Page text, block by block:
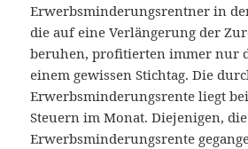
Erwerbsminderungsrentner in
die auf eine Verlängerung der
beruhen, profitierten immer nur
einem gewissen Stichtag. Die
Erwerbsminderungsrente liegt
Steuern im Monat. Diejenigen,
Erwerbsminderungsrente